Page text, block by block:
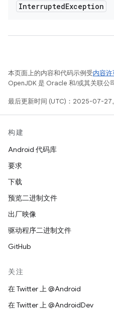
InterruptedException
本页面上的内容和代码示例受内容许
OpenJDK 是 Oracle 和/或其关联公
最后更新时间 (UTC)：2025-07-27。
构建
Android 代码库
要求
下载
预览二进制文件
出厂映像
驱动程序二进制文件
GitHub
关注
在 Twitter 上 @Android
在 Twitter 上 @AndroidDev